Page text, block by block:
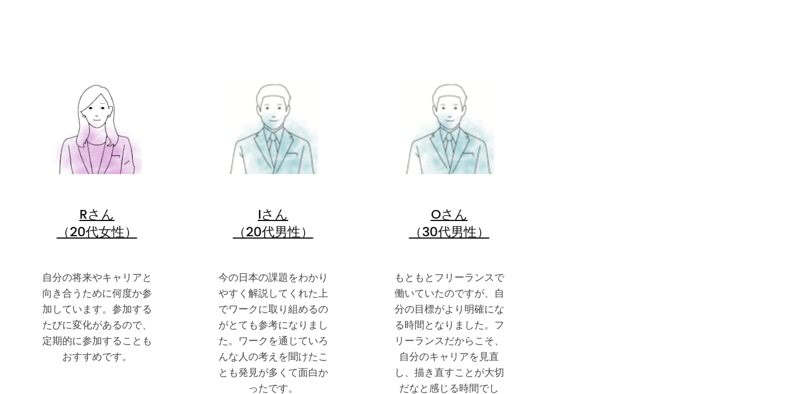
Rさん
（20代女性）
自分の将来やキャリアと
向き合うために何度か参
加しています。参加する
たびに変化があるので、
定期的に参加することも
おすすめです。
Iさん
（20代男性）
今の日本の課題をわかり
やすく解説してくれた上
でワークに取り組めるの
がとても参考になりまし
た。ワークを通じていろ
んな人の考えを聞けたこ
とも発見が多くて面白か
ったです。
Oさん
（30代男性）
もともとフリーランスで
働いていたのですが、自
分の目標がより明確にな
る時間となりました。フ
リーランスだからこそ、
自分のキャリアを見直
し、描き直すことが大切
だなと感じる時間でし